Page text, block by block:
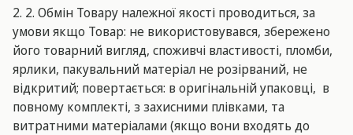
2. 2. Обмін Товару належної якості проводиться, за
умови якщо Товар: не використовувався, збережено
його товарний вигляд, споживчі властивості, пломби,
ярлики, пакувальний матеріал не розірваний, не
відкритий; повертається: в оригінальній упаковці, в
повному комплекті, з захисними плівками, та
витратними матеріалами (якщо вони входять до